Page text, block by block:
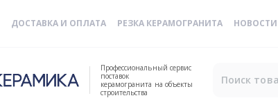
ДОСТАВКА И ОПЛАТА РЕЗКА КЕРАМОГРАНИТА НОВОСТИ
Профессиональный сервис
поставок
керамогранита на объекты
строительства